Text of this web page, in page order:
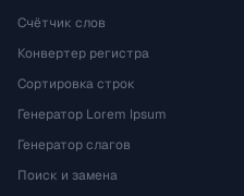
Счётчик слов
Конвертер регистра
Сортировка строк
Генератор Lorem Ipsum
Генератор слагов
Поиск и замена